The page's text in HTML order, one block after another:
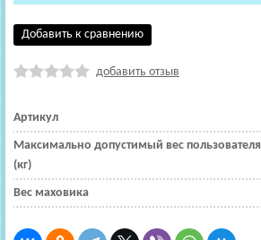
Добавить к сравнению
добавить отзыв
Артикул
Максимально допустимый вес пользователя
(кг)
Вес маховика